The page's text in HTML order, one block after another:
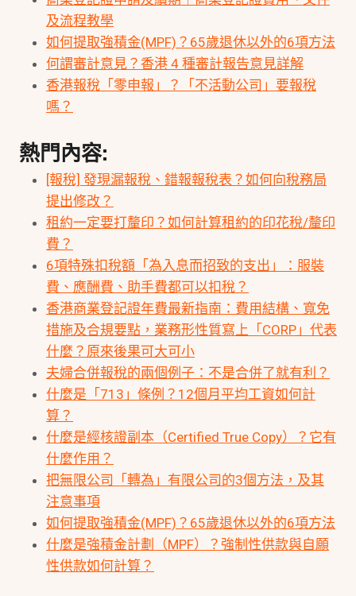
及流程教學
如何提取強積金(MPF)？65歲退休以外的6項方法
何謂審計意見？香港 4 種審計報告意見詳解
香港報稅「零申報」？「不活動公司」要報稅
嗎？
熱門內容:
[報稅] 發現漏報稅、錯報報稅表？如何向稅務局
提出修改？
租約一定要打釐印？如何計算租約的印花稅/釐印
費？
6項特殊扣稅額「為入息而招致的支出」：服裝
費、應酬費、助手費都可以扣稅？
香港商業登記證年費最新指南：費用結構、寬免
措施及合規要點，業務形性質寫上「CORP」代表
什麼？原來後果可大可小
夫婦合併報稅的兩個例子：不是合併了就有利？
什麼是「713」條例？12個月平均工資如何計
算？
什麼是經核證副本（Certified True Copy）？它有
什麼作用？
把無限公司「轉為」有限公司的3個方法，及其
注意事項
如何提取強積金(MPF)？65歲退休以外的6項方法
什麼是強積金計劃（MPF）？強制性供款與自願
性供款如何計算？